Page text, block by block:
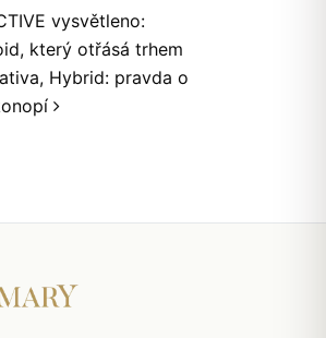
vysvětleno:
který otřásá trhem
Hybrid: pravda o